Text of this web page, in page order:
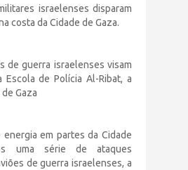
israelenses disparam
costa da Cidade de Gaza.
de guerra israelenses visam
Escola de Polícia Al-Ribat, a
Gaza
em partes da Cidade
uma série de ataques
de guerra israelenses, a